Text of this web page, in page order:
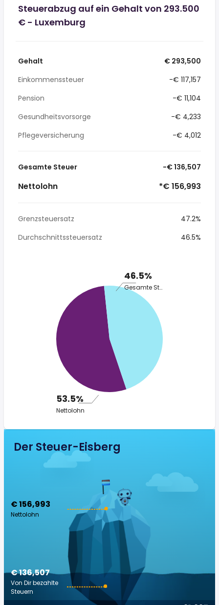
Steuerabzug auf ein Gehalt von 293.500
€ - Luxemburg
Gehalt
€ 293,500
Einkommenssteuer
-€ 117,157
Pension
-€ 11,104
Gesundheitsvorsorge
-€ 4,233
Pflegeversicherung
-€ 4,012
Gesamte Steuer -€ 136,507
Nettolohn *€ 156,993
Grenzsteuersatz
47.2%
Durchschnittssteuersatz
46.5%
46.5%
Gesamte Steuer
53.5%
Nettolohn
Der Steuer-Eisberg
€ 156,993
Nettolohn
€ 136,507
Von Dir bezahlte
Steuern